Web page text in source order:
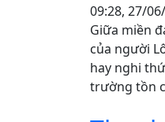
09:28, 27/
Giữa miền
của người
hay nghi
trường tồn